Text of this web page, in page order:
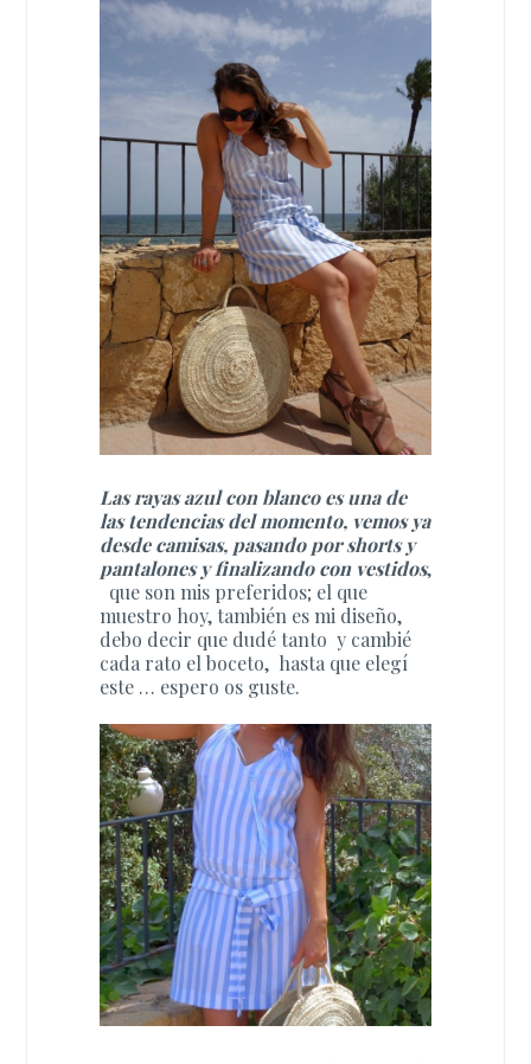
Las rayas azul con blanco es una de
las tendencias del momento, vemos ya
desde camisas, pasando por shorts y
pantalones y finalizando con vestidos,
que son mis preferidos; el que
muestro hoy, también es mi diseño,
debo decir que dudé tanto y cambié
cada rato el boceto, hasta que elegí
este … espero os guste.